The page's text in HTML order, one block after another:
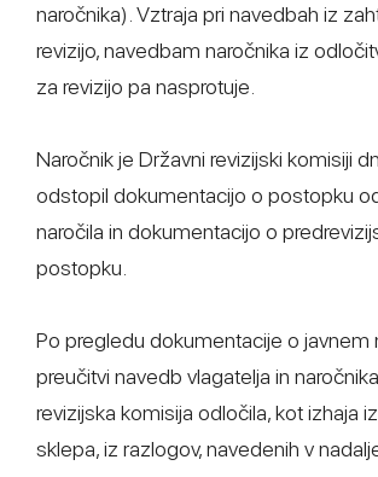
naročnika). Vztraja pri navedbah iz
revizijo, navedbam naročnika iz
za revizijo pa nasprotuje.
Naročnik je Državni revizijski komisiji
odstopil dokumentacijo o postopku
naročila in dokumentacijo o
postopku.
Po pregledu dokumentacije o javnem
preučitvi navedb vlagatelja in
revizijska komisija odločila, kot izhaja
sklepa, iz razlogov, navedenih v